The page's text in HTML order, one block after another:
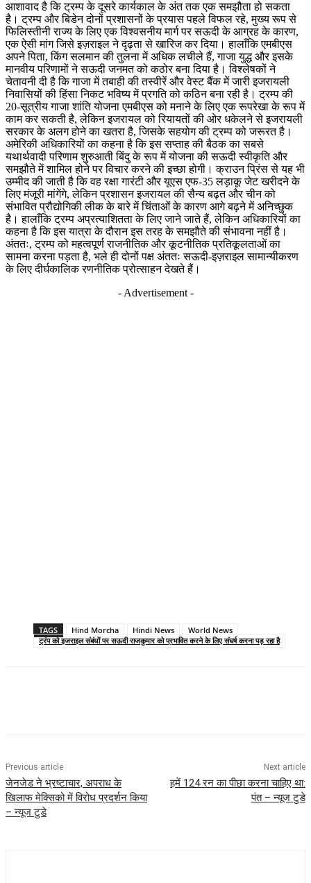
आशावाद है कि ट्रम्प के दूसरे कार्यकाल के अंत तक एक समझौता हो सकता
है। ट्रम्प और बिडेन दोनों प्रशासनों के प्रयास पहले विफल रहे, मुख्य रूप से
फिलिस्तीनी राज्य के लिए एक विश्वसनीय मार्ग पर सऊदी के आग्रह के कारण,
एक ऐसी मांग जिसे इज़राइल ने दृढ़ता से खारिज कर दिया। हालाँकि एमबीएस
अपने पिता, किंग सलमान की तुलना में अधिक लचीले हैं, गाजा युद्ध और इसके
मानवीय परिणामों ने सऊदी जनमत को कठोर बना दिया है। विश्लेषकों ने
चेतावनी दी है कि गाजा में तबाही की तस्वीरें और वेस्ट बैंक में जारी इजरायली
निवासियों की हिंसा निकट भविष्य में प्रगति को कठिन बना रही है। ट्रम्प की
20-सूत्रीय गाजा शांति योजना एमबीएस को मनाने के लिए एक रूपरेखा के रूप में
काम कर सकती है, लेकिन इजरायल को रियायतों की ओर धकेलने से इजरायली
सरकार के अलग होने का खतरा है, जिसके सहयोग की ट्रम्प को जरूरत है।
अमेरिकी अधिकारियों का कहना है कि इस सप्ताह की बैठक का सबसे
यथार्थवादी परिणाम शुरुआती बिंदु के रूप में योजना की सऊदी स्वीकृति और
समझौते में शामिल होने पर विचार करने की इच्छा होगी। क्राउन प्रिंस से यह भी
उम्मीद की जाती है कि वह रक्षा गारंटी और यूएस एफ-35 लड़ाकू जेट खरीदने के
लिए मंजूरी मांगेंगे, लेकिन प्रशासन इजरायल की सैन्य बढ़त और चीन को
संभावित प्रौद्योगिकी लीक के बारे में चिंताओं के कारण आगे बढ़ने में अनिच्छुक
है। हालाँकि ट्रम्प अप्रत्याशितता के लिए जाने जाते हैं, लेकिन अधिकारियों का
कहना है कि इस यात्रा के दौरान इस तरह के समझौते की संभावना नहीं है।
अंततः, ट्रम्प को महत्वपूर्ण राजनीतिक और कूटनीतिक प्रतिकूलताओं का
सामना करना पड़ता है, भले ही दोनों पक्ष अंततः सऊदी-इज़राइल सामान्यीकरण
के लिए दीर्घकालिक रणनीतिक प्रोत्साहन देखते हैं।
- Advertisement -
TAGS Hind Morcha Hindi News
World News
ट्रंप को इजराइल संबंधों पर सऊदी राजकुमार को प्रभावित करने के लिए संघर्ष करना पड़ रहा है
Previous article
जेनजेड ने भ्रष्टाचार, अपराध के
खिलाफ मेक्सिको में विरोध प्रदर्शन किया
– न्यूज टुडे
Next article
हमें 124 रन का पीछा करना चाहिए था:
पंत – न्यूज टुडे